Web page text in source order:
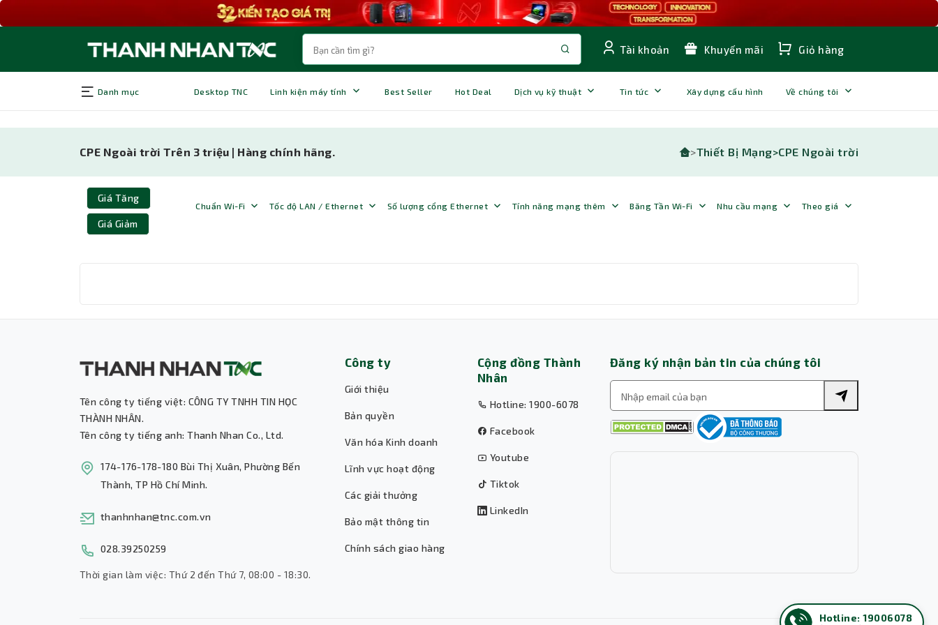
Tài khoản Khuyến mãi Giỏ hàng
Danh mục Desktop TNC Linh kiện máy tính Best Seller Hot Deal Dịch vụ kỹ thuật Tin tức Xây dựng cấu hình Về chúng tôi
CPE Ngoài trời Trên 3 triệu | Hàng chính hãng. >Thiết Bị Mạng>CPE Ngoài trời
Giá Tăng
Giá Giảm
Chuẩn Wi-Fi Tốc độ LAN / Ethernet Số lượng cổng Ethernet Tính năng mạng thêm Băng Tần Wi-Fi Nhu cầu mạng Theo giá
Tên công ty tiếng việt: CÔNG TY TNHH TIN HỌC
THÀNH NHÂN.
Tên công ty tiếng anh: Thanh Nhan Co., Ltd.
174-176-178-180 Bùi Thị Xuân, Phường Bến
Thành, TP Hồ Chí Minh.
thanhnhan@tnc.com.vn
028.39250259
Thời gian làm việc: Thứ 2 đến Thứ 7, 08:00 - 18:30.
Công ty
Giới thiệu
Bản quyền
Văn hóa Kinh doanh
Lĩnh vực hoạt động
Các giải thưởng
Bảo mật thông tin
Chính sách giao hàng
Cộng đồng Thành
Nhân
Hotline: 1900-6078
Facebook
Youtube
Tiktok
LinkedIn
Đăng ký nhận bản tin của chúng tôi
Hotline: 19006078